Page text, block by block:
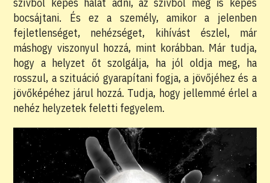
szívből képes hálát adni, az szívből meg is képes
bocsájtani. És ez a személy, amikor a jelenben
fejletlenséget, nehézséget, kihívást észlel, már
máshogy viszonyul hozzá, mint korábban. Már tudja,
hogy a helyzet őt szolgálja, ha jól oldja meg, ha
rosszul, a szituáció gyarapítani fogja, a jövőjéhez és a
jövőképéhez járul hozzá. Tudja, hogy jellemmé érlel a
nehéz helyzetek feletti fegyelem.